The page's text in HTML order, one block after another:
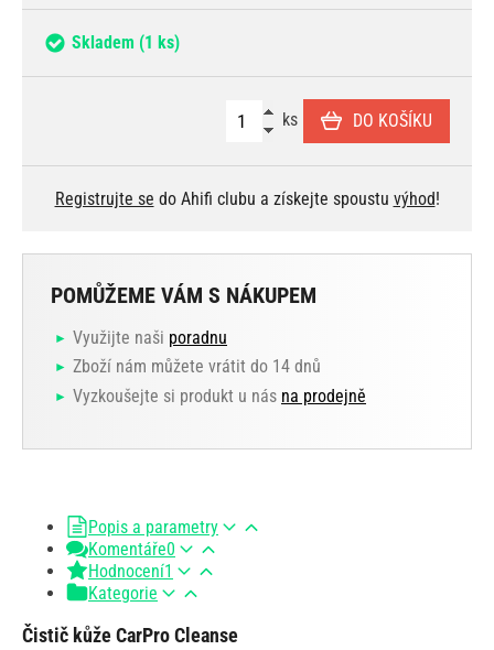
Skladem (1 ks)
ks DO KOŠÍKU
Registrujte se do Ahifi clubu a získejte spoustu výhod!
POMŮŽEME VÁM S NÁKUPEM
Využijte naši poradnu
Zboží nám můžete vrátit do 14 dnů
Vyzkoušejte si produkt u nás na prodejně
Popis a parametry
Komentáře0
Hodnocení1
Kategorie
Čistič kůže CarPro Cleanse